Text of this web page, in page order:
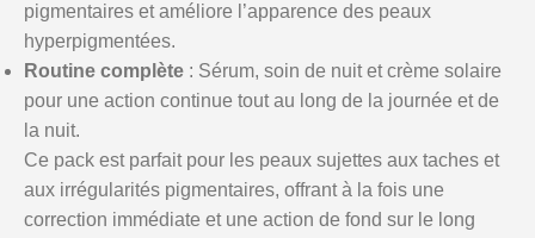
pigmentaires et améliore l’apparence des peaux
hyperpigmentées.
Routine complète : Sérum, soin de nuit et crème solaire
pour une action continue tout au long de la journée et de
la nuit.
Ce pack est parfait pour les peaux sujettes aux taches et
aux irrégularités pigmentaires, offrant à la fois une
correction immédiate et une action de fond sur le long